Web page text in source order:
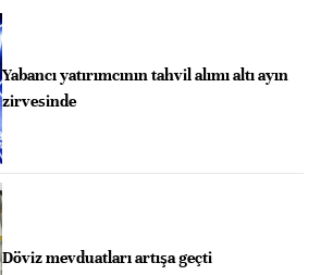
Yabancı yatırımcının tahvil alımı altı ayın
zirvesinde
Döviz mevduatları artışa geçti